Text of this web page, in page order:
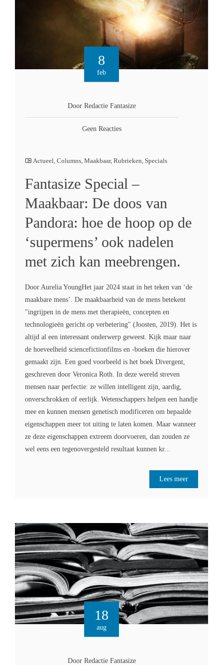
8
feb
Door Redactie Fantasize
Geen Reacties
Actueel Columns Maakbaar, Rubrieken Specials
Fantasize Special –
Maakbaar: De doos van
Pandora: hoe de hoop op de
‘supermens’ ook nadelen
met zich kan meebrengen.
Door Aurelia YoungHet jaar 2024 staat in het teken van ‘de
maakbare mens’. De maakbaarheid van de mens betekent
"ingrijpen in de mens met therapieën, concepten en
technologieën gericht op verbetering" (Joosten, 2019). Het is
altijd al een interessant onderwerp geweest. Kijk maar naar
de hoeveelheid sciencefictionfilms en -boeken die hierover
gemaakt zijn. Een goed voorbeeld is het boek Divergent,
geschreven door Veronica Roth. In deze wereld streven
mensen naar perfectie: ze willen intelligent zijn, aardig,
onverschrokken of eerlijk. Wetenschappers helpen een handje
mee en kunnen mensen genetisch modificeren om bepaalde
eigenschappen meer tot uiting te laten komen. Maar wanneer
ze deze eigenschappen extreem doorvoeren, dan zouden ze
wel eens een tegenovergesteld resultaat kunnen kr...
Lees meer
18
aug
Door Redactie Fantasize